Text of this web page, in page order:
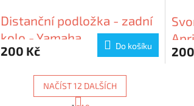
Distanční podložka - zadní
kolo - Yamaha
200 Kč Do košíku
NAČÍST 12 DALŠÍCH